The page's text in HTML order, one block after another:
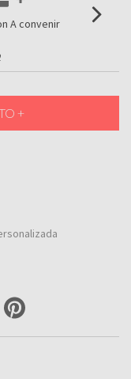
A convenir